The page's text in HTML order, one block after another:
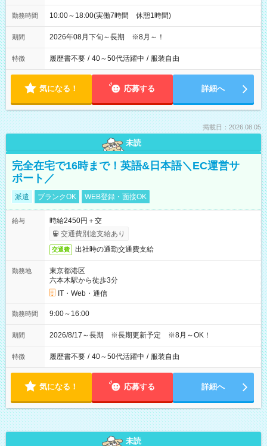
勤務時間 10:00～18:00(実働7時間 休憩1時間)
期間 2026年08月下旬～長期 ※8月～！
特徴 履歴書不要 / 40～50代活躍中 / 服装自由
気になる！ 応募する 詳細へ
掲載日：2026.08.05
未読
完全在宅で16時まで！英語&日本語＼EC運営サ
ポート／
派遣 ブランクOK WEB登録・面接OK
給与
時給2450円＋交
交通費別途支給あり
交通費 出社時の通勤交通費支給
勤務地
東京都港区
六本木駅から徒歩3分
IT・Web・通信
勤務時間 9:00～16:00
期間 2026/8/17～長期 ※長期更新予定 ※8月～OK！
特徴 履歴書不要 / 40～50代活躍中 / 服装自由
気になる！ 応募する 詳細へ
未読